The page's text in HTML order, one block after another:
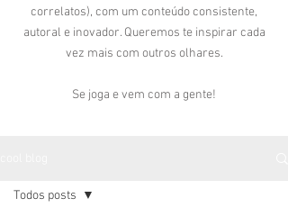
correlatos), com um conteúdo consistente,
autoral e inovador. Queremos te inspirar cada
vez mais com outros olhares.
Se joga e vem com a gente!
Todos posts